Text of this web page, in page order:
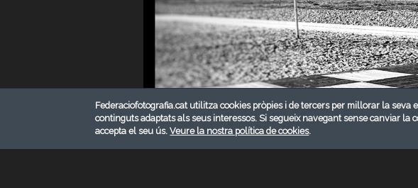
Federaciofotografia.cat utilitza cookies pròpies i de tercers per millorar la seva
continguts adaptats als seus interessos. Si segueix navegant sense canviar la
accepta el seu ús.Veure la nostra política de cookies.